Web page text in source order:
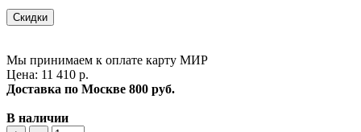
Скидки
Мы принимаем к оплате карту МИР
Цена: 11 410 р.
Доставка по Москве 800 руб.
В наличии